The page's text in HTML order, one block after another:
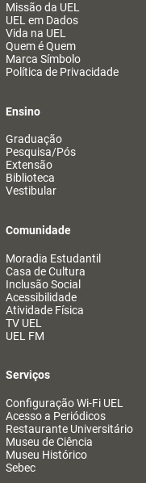
Missão da UEL
UEL em Dados
Vida na UEL
Quem é Quem
Marca Símbolo
Política de Privacidade
Ensino
Graduação
Pesquisa/Pós
Extensão
Biblioteca
Vestibular
Comunidade
Moradia Estudantil
Casa de Cultura
Inclusão Social
Acessibilidade
Atividade Física
TV UEL
UEL FM
Serviços
Configuração Wi-Fi UEL
Acesso a Periódicos
Restaurante Universitário
Museu de Ciência
Museu Histórico
Sebec